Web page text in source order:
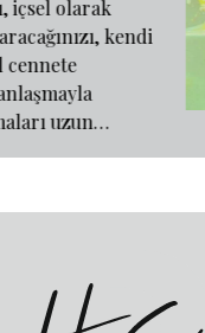
Ustaca
kaleme